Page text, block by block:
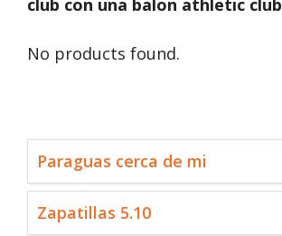
club con una balon athletic club
No products found.
Paraguas cerca de mi
Zapatillas 5.10